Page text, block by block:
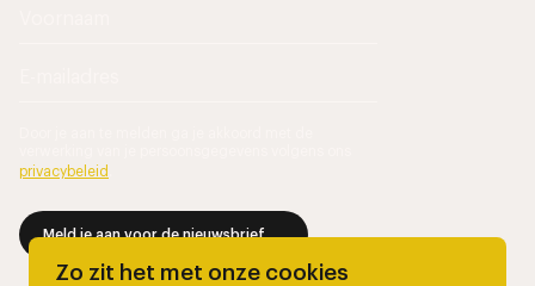
privacybeleid
Meld je aan voor de nieuwsbrief
Zo zit het met onze cookies